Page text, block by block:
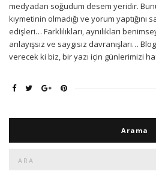
medyadan soğudum desem yeridir.
kıymetinin olmadığı ve yorum
edişleri… Farklılıkları, aynılıkları
anlayışsız ve saygısız davranışları…
verecek ki biz, bir yazı için günlerimizi
Arama